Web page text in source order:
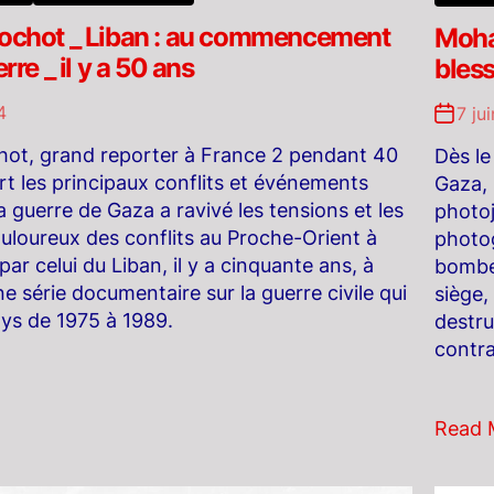
_ Liban : au commencement
_ il y a 50 ans
grand reporter à France 2 pendant 40
les principaux conflits et événements
guerre de Gaza a ravivé les tensions et les
des conflits au Proche-Orient à
celui du Liban, il y a cinquante ans, à
série documentaire sur la guerre civile qui
de 1975 à 1989.
7
Dès
Read